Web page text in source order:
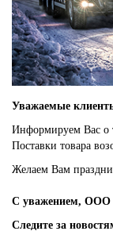
Уважаемые
Информируем Вас о
Поставки товара
Желаем Вам
С уважением, ООО
Следите за